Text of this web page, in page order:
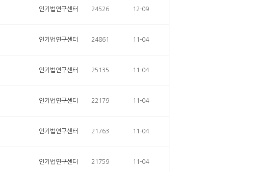
인기법연구센터 24526 12-09
인기법연구센터 24861 11-04
인기법연구센터 25135 11-04
인기법연구센터 22179 11-04
인기법연구센터 21763 11-04
인기법연구센터 21759 11-04